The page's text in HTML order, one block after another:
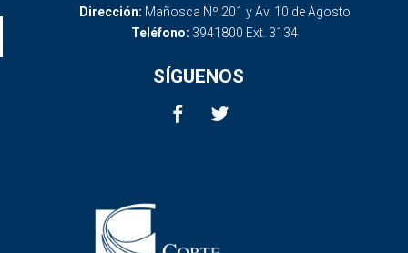
Dirección: Mañosca Nº 201 y Av. 10 de Agosto
Teléfono: 3941800 Ext. 3134
SÍGUENOS